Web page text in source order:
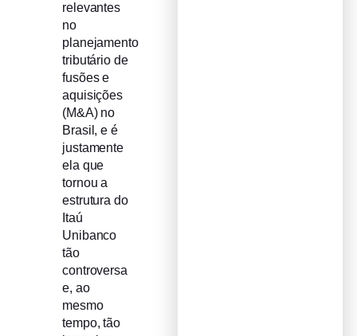
relevantes
no
planejamento
tributário de
fusões e
aquisições
(M&A) no
Brasil, e é
justamente
ela que
tornou a
estrutura do
Itaú
Unibanco
tão
controversa
e, ao
mesmo
tempo, tão